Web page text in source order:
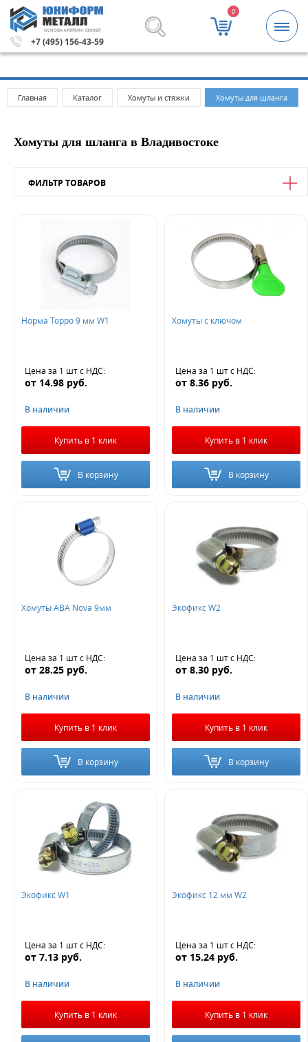
ОСНОВА КРЕПКИХ СВЯЗЕЙ
+7 (495) 156-43-59
0
Метизы и крепежные изделия оптом.
Главная Каталог Хомуты и стяжки Хомуты для шланга
Хомуты для шланга в Владивостоке
ФИЛЬТР ТОВАРОВ
до
Не нашли ничего подходящего?
Норма Торро 9 мм W1
Цена за 1 штс НДС:
от 14.98 руб.
В наличии
Купить в 1 клик
В корзину
Хомуты с ключом
Цена за 1 штс НДС:
от 8.36 руб.
В наличии
Купить в 1 клик
В корзину
Хомуты АВА Nova 9мм
Цена за 1 штс НДС:
от 28.25 руб.
В наличии
Купить в 1 клик
В корзину
Экофикс W2
Цена за 1 штс НДС:
от 8.30 руб.
В наличии
Купить в 1 клик
В корзину
Экофикс W1
Цена за 1 штс НДС:
от 7.13 руб.
В наличии
Купить в 1 клик
Экофикс 12 мм W2
Цена за 1 штс НДС:
от 15.24 руб.
В наличии
Купить в 1 клик